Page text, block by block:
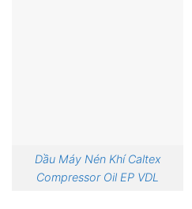
Dầu Máy Nén Khí Caltex
Compressor Oil EP VDL